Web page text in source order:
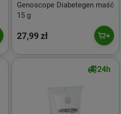
Genoscope Diabetegen maść
15 g
27,99 zł
24h